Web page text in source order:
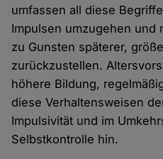
umfassen all diese
Impulsen umzugehen und
zu Gunsten späterer,
zurückzustellen.
höhere Bildung,
diese Verhaltensweisen
Impulsivität und im
Selbstkontrolle hin.